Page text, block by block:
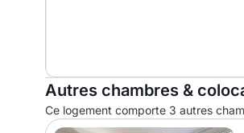
Autres chambres &
Ce logement comporte 3 autres